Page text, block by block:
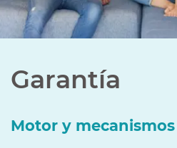
Garantía
Motor y mecanismos